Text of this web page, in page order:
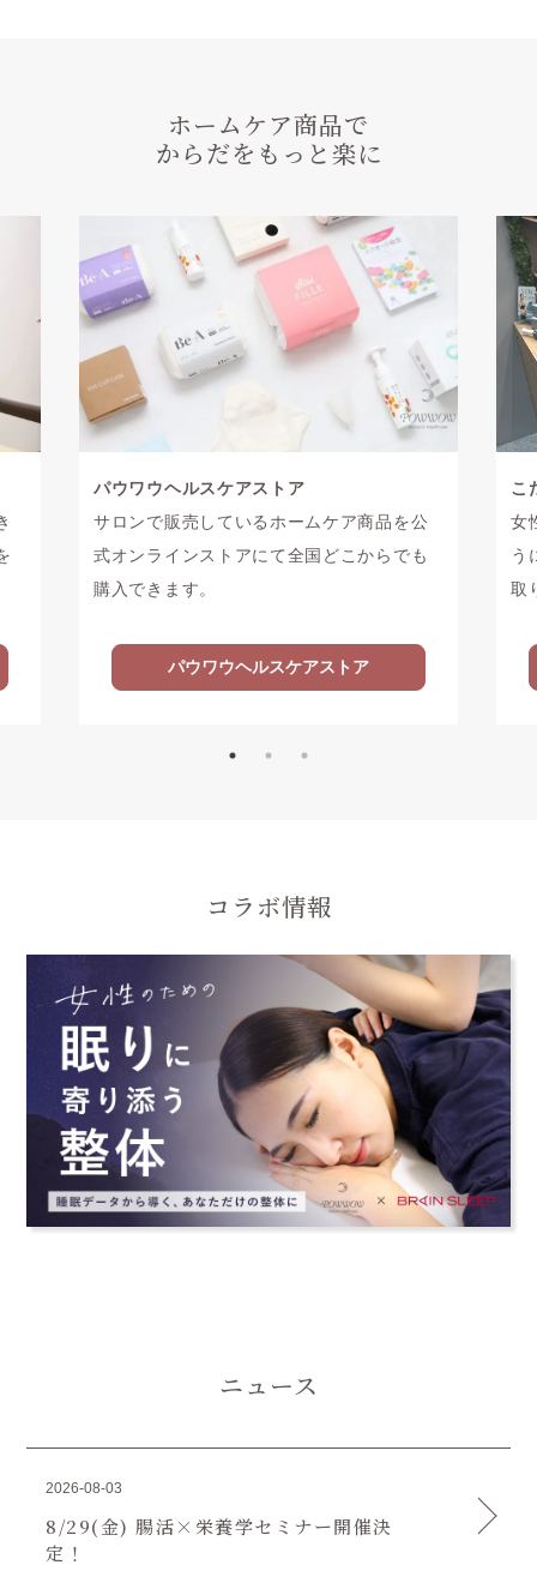
ホームケア商品で
からだをもっと楽に
パウワウヘルスケアストア
サロンで販売しているホームケア商品を公
式オンラインストアにて全国どこからでも
購入できます。
パウワウヘルスケアストア
こ
女
う
取
コラボ情報
ニュース
2026-08-03
8/29(金) 腸活×栄養学セミナー開催決
定！